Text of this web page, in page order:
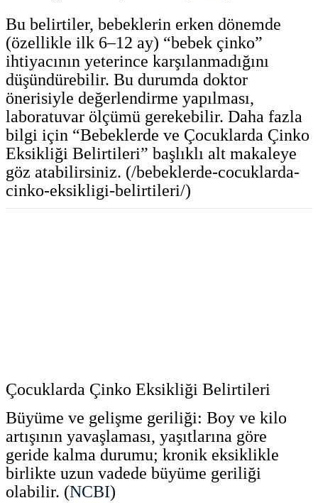
Bu belirtiler, bebeklerin erken dönemde
(özellikle ilk 6–12 ay) “bebek çinko”
ihtiyacının yeterince karşılanmadığını
düşündürebilir. Bu durumda doktor
önerisiyle değerlendirme yapılması,
laboratuvar ölçümü gerekebilir. Daha fazla
bilgi için “Bebeklerde ve Çocuklarda Çinko
Eksikliği Belirtileri” başlıklı alt makaleye
göz atabilirsiniz. (/bebeklerde-cocuklarda-
cinko-eksikligi-belirtileri/)
Çocuklarda Çinko Eksikliği Belirtileri
Büyüme ve gelişme geriliği: Boy ve kilo
artışının yavaşlaması, yaşıtlarına göre
geride kalma durumu; kronik eksiklikle
birlikte uzun vadede büyüme geriliği
olabilir. (NCBI)